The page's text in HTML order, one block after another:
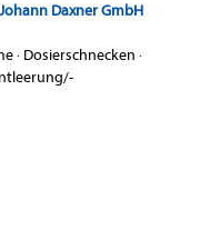
Daxner GmbH
· Dosierschnecken ·